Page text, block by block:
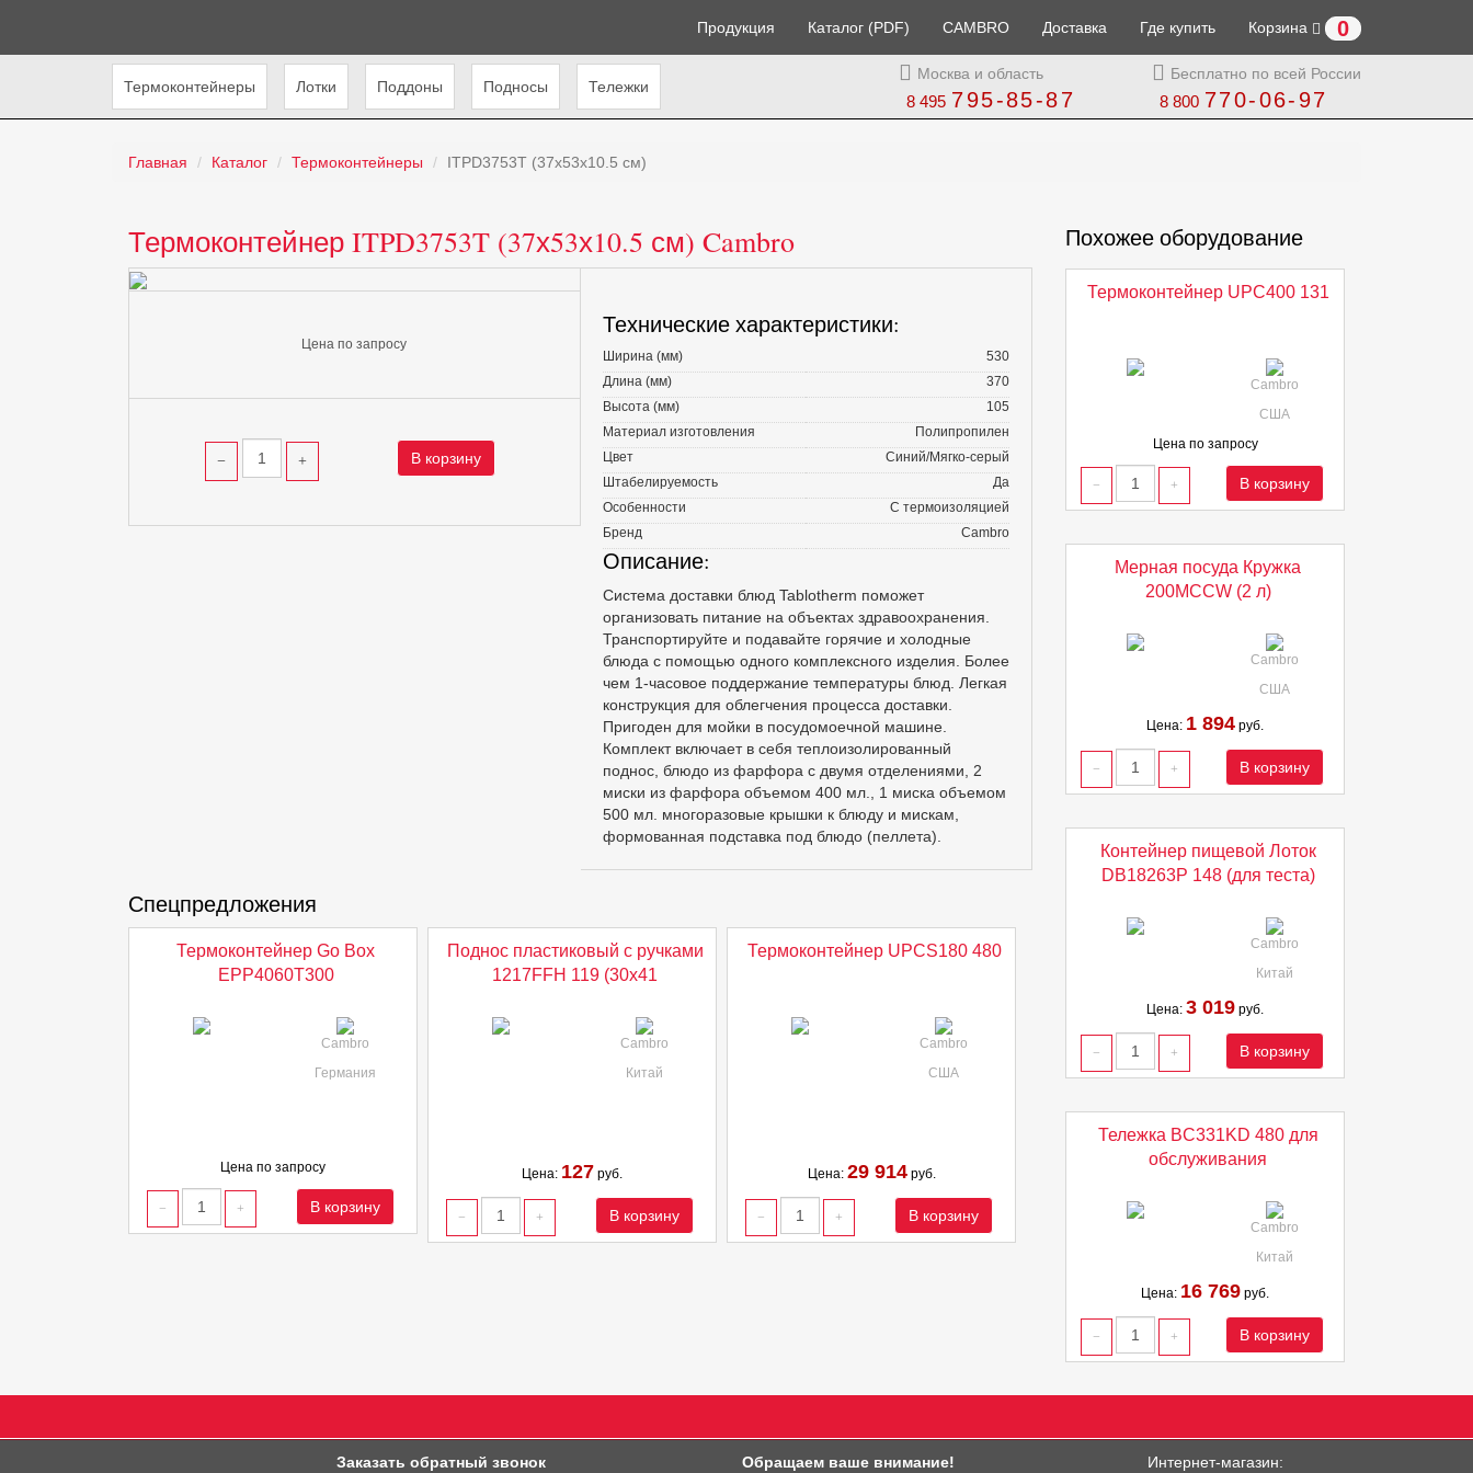
Продукция Каталог (PDF) CAMBRO Доставка Где купить Корзина 0
Термоконтейнеры Лотки Поддоны Подносы Тележки
Бесплатно по всей России
8 800 770-06-97
Москва и область
8 495 795-85-87
Главная Каталог Термоконтейнеры ITPD3753T (37х53х10.5 см)
Термоконтейнер ITPD3753T (37х53х10.5 см) Cambro
Цена по запросу
В корзину
Технические характеристики:
Ширина (мм)
530
Длина (мм)
370
Высота (мм)
105
Материал изготовления
Полипропилен
Цвет
Синий/Мягко-серый
Штабелируемость
Да
Особенности
С термоизоляцией
Бренд
Cambro
Описание:
Система доставки блюд Tablotherm поможет
организовать питание на объектах здравоохранения.
Транспортируйте и подавайте горячие и холодные
блюда с помощью одного комплексного изделия. Более
чем 1-часовое поддержание температуры блюд. Легкая
конструкция для облегчения процесса доставки.
Пригоден для мойки в посудомоечной машине.
Комплект включает в себя теплоизолированный
поднос, блюдо из фарфора с двумя отделениями, 2
миски из фарфора объемом 400 мл., 1 миска объемом
500 мл. многоразовые крышки к блюду и мискам,
формованная подставка под блюдо (пеллета).
Спецпредложения
Термоконтейнер Go Box
EPP4060T300
Cambro
Германия
Цена по запросу
В корзину
Поднос пластиковый с ручками
1217FFH 119 (30х41
Cambro
Китай
Цена: 127 руб.
В корзину
Термоконтейнер UPCS180 480
Cambro
США
Цена: 29 914руб.
В корзину
Похожее оборудование
Термоконтейнер UPC400 131
Cambro
США
Цена по запросу
В корзину
Мерная посуда Кружка
200MCCW (2 л)
Cambro
США
Цена: 1 894 руб.
В корзину
Контейнер пищевой Лоток
DB18263P 148 (для теста)
Cambro
Китай
Цена: 3 019 руб.
В корзину
Тележка BC331KD 480 для
обслуживания
Cambro
Китай
Цена: 16 769 руб.
В корзину
Заказать обратный звонок Обращаем ваше внимание! Интернет-магазин: